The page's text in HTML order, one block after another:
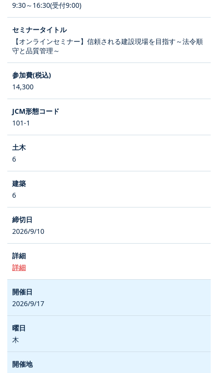
9:30～16:30(受付9:00)
【オンラインセミナー】信頼される建設現場を目指す～法令順
守と品質管理～
14,300
101-1
6
6
2026/9/10
詳細
2026/9/17
木